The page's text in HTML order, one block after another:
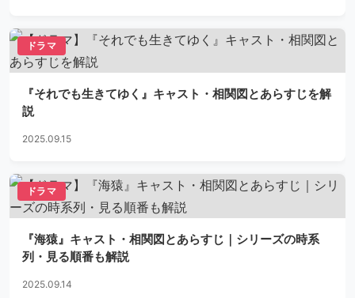
ドラマ
『それでも生きてゆく』キャスト・相関図とあらすじを解
説
2025.09.15
ドラマ
『海猿』キャスト・相関図とあらすじ｜シリーズの時系
列・見る順番も解説
2025.09.14